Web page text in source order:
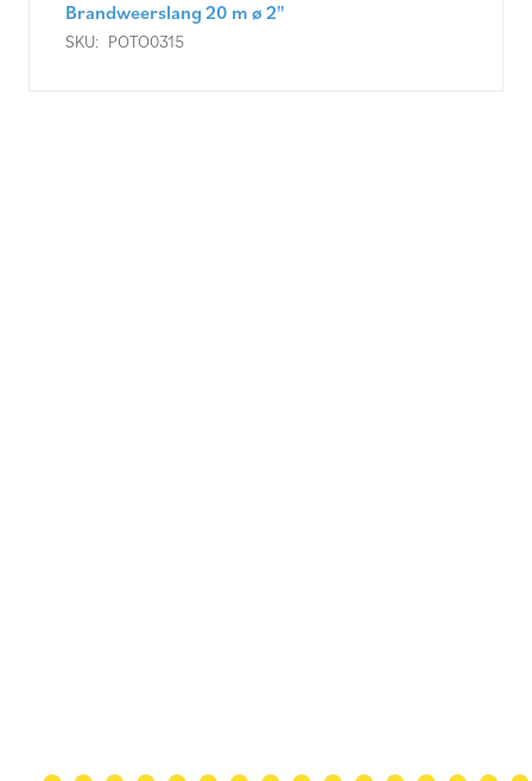
Brandweerslang 20 m ø 2"
SKU: POTO0315